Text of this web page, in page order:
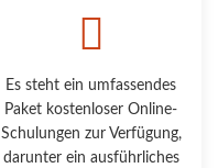
Es steht ein umfassendes
Paket kostenloser Online-
Schulungen zur Verfügung,
darunter ein ausführliches